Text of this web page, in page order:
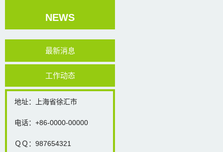
NEWS
最新消息
工作动态
地址：上海省徐汇市
电话：+86-0000-00000
ＱＱ：987654321